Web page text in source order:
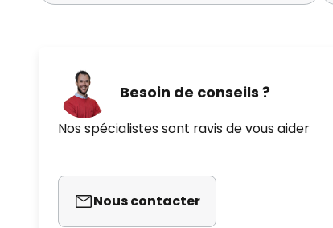
Besoin de conseils ?
Nos spécialistes sont ravis de vous aider
Nous contacter